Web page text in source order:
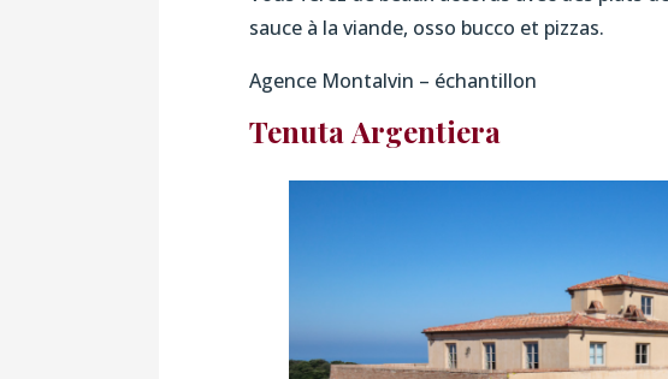
sauce à la viande, osso bucco et pizzas.
Agence Montalvin – échantillon
Tenuta Argentiera